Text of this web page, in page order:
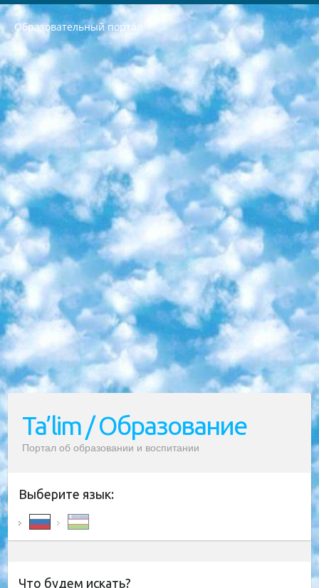
Образовательный портал
РЕСПУБЛИКА УЗБЕКИСТАН МИНИСТРЕРСТВО ДОШКОЛЬНОГО И ШКОЛЬНОГО ОБРАЗОВАНИЯ КОМАНДА в общеобразовательных учреждениях в 2023-2024 учебном году организация и проведение итоговой государственной аттестации обучающихся о Министра дошкольного и школьного образования Республики Узбекистан от 4 марта 2008 года (постановлением Минюста от 20 марта 2008 года № 1778 государственной регистрации) «Итоговое состояние учащихся общего среднего образования на основании положения об утверждении положения об аттестации общего среднего образования выпускной экзамен студентов в образовательных учреждениях в 2023-2024 учебном году В целях организации и прохождения аттестации приказываю: 1. Следующее: перечень предметов, по которым будет проводиться итоговая государственная аттестация и экзамен формы перевода согласно приложению 1; сертификаты международного образца, оценивающие уровень владения иностранными языками перечень согласно приложению 2; 2. Педагогический при специализированных образовательных учреждениях. научно-практический центр квалификации и международной оценки (Д.Давидова) 2024 г. До 25 марта: задания по предметам, по которым будет проводиться итоговая аттестация разработка и утверждение технических условий; итоговая аттестация на основании разработанного предметного задания разработка вопросов по предметам (устно и письменно), экзамен передача; общеобразовательные средние школы и специальные учебные заведения учащиеся выпускных классов школ и интернатов в агентской системе подготовка базы данных экзаменационных материалов и критериев оценки; перевод базы экзаменационных материалов на все языки обучения подать в Республиканский образовательный центр для изготовления; варианты экзаменов на основе разработанных контрольных материалов пусть будут поставлены задачи формирования. 3. Республиканский образовательный центр (Ш.Худайкулов) до 5 апреля 2024 года. до: база данных предоставленных экзаменационных материалов на все языки обучения перевод и экспертиза; для слепых, слабовидящих, глухих, слабослышащих и умственно отсталых детей учащиеся выпускных классов специализированных школ и школ-интернатов база данных экзаменационных материалов на всех преподаваемых языках подготовка критериев оценки; специализированные школы для умственно отсталых детей и технологии для учащихся выпускных классов школ-интернатов разработка соответствующих рекомендаций и критериев проведения ЕГЭ по естествознанию давать задания. 4. Педагогический при специализированных образовательных учреждениях. Научно-практический центр навыков и международной оценки (Д.Давидова), Республика образовательный центр (Худайкулов Ш.) итоговый государственный аттестационный экзамен ориентирован на творческое и логическое мышление при подготовке базы материалов учитывать введение заданий. 5. Следует отметить, что: сертификат государственного образца о знании общеобразовательного предмета и как минимум национальный уровень B1 по предметам на иностранных языках, указанным в Приложении 2. или международно признанный сертификат эквивалентного уровня студенты, изучающие определенный предмет, освобождаются от экзамена; по соответствующим предметам запланирована итоговая государственная аттестация за день до дня, путем жеребьевки Рабочей группой (в письменной форме по предметам, проводимым в форме) из числа сформированных вариантов выбрано 2 варианта; 2 выбранных варианта экзамена анонсированы на официальном сайте министерства и все выпускники по всей стране на основе этих вариантов проводит итоговую государственную аттестацию. 6. Государственное образование учащихся средних общеобразовательных учреждений. знания в соответствии с квалификационными требованиями, которые необходимо приобрести на основании стандартов итоговый (выпускной) контроль для 9 и 11 классов в целях тестирования Экзамены (далее – экзамены) состоят из предметов, перечисленных в приложении 1. будет сделано. 7. Экзамены пройдут с 26 мая по 15 июня 2024 г. (кроме науки физического воспитания). 8. Физическая для учащихся 9 классов общесредних образовательных учреждений. Экзамены по предмету «Образование, квалификация медицина» 1-6 мая 2024 года. сотрудники перевести под присмотр (с отклонениями в физическом или умственном развитии) специализированная школа для детей, школы-интернаты и со сколиозом школы-интернаты санаторного типа для больных детей исключены). 9. Он был слепым, слабовидящим и имел нарушения опорно-двигательного аппарата. экзамены в специализированных школах и интернатах для детей должны проводиться исходя из требований, предъявляемых к общеобразовательным учреждениям (физкультура кроме науки). 10. Специализированная школа для глухих и слабослышащих детей. и экзамены в интернатах и быть реализован в виде письменного теста по математике. 11. Специальность для умственно отсталых детей. Для 9 класса Родной язык и литературное письмо Государственный язык (язык обучения – узбекский). для неклассов) написано Математическое письмо Письменная/устная история Узбекистана Физическое воспитание практично Итоговый контроль Для 11 класса Написание родного языка и литературы (эссе) Математическое письмо Узбекский язык (обучение на узбекском языке) не посещающее общее среднее образование для учреждений)/Образовательное учреждение выбор письменный и устный Иностранный язык письменный/устный Письменная/устная история Узбекистана *По выбору студента:  Химия  Физика  Основы государственного права  География 10 бесплатных образовательных ресурсов - Мы составили подборку онлайн-проектов с интерактивными упражнениями, видеолекциями и статьями. Они помогут вам обрести новые и освежить старые знания бесплатно. 1. «ИНТУИТ» Старейшая образовательная площадка Рунета. Здесь вы найдёте сотни текстовых и видеокурсов на десятки различных тем — от программирования до психологии. Многие курсы подготовлены российскими университетами и крупными международными компаниями вроде Intel и Microsoft. Самостоятельное обучение бесплатное, но желающие могут оплатить услуги персональных наставников. 2. «Смартия» знакомит с актуальными профессиями и подсказывает, как им обучаться. Выбрав заинтересовавшую вас специальность — SMM-специалист, фотограф, веб-дизайнер или другую, — увидите список необходимых для неё умений. Чтобы вы могли освоить их самостоятельно, для каждого умения площадка отображает подборку ссылок на учебные материалы. Хотя «Смартия» ориентируется на русскоязычную аудиторию, часть контента всё же доступна только на английском. 3. «Лекторий Физтеха» Проект Московского физико-технического института (Физтеха). С его помощью вы можете смотреть онлайн серии лекций, записанные на видео в этом вузе. В числе доступных предметов — физика, биология, химия, информационные технологии и другие. К некоторым лекциям администрация ресурса прилагает готовые конспекты, которые можно скачивать в PDF-формате. 4. ITMOcourses Онлайн-площадка Санкт-Петербургского национального исследовательского университета информационных технологий, механики и оптики (ИТМО). Ресурс предоставляет свободный доступ к курсам, разработанным в этом вузе. Каталог материалов разбит на четыре категории: «Оптические системы и технологии», «Приборостроение и робототехника», «Информационные технологии» и «Биотехнологии». Курсы состоят из видеолекций, интерактивных демонстраций и заданий. 5. «КиберЛенинка» Электронная научная библиотека открытого доступа. Каталог площадки регулярно обрастает текстами статей из различных научных изданий. Сгруппированные по журналам и рубрикам публикации можно читать онлайн или скачивать целиком в PDF-формате. Проект нацелен на популяризацию науки за счёт открытого доступа к качественной информации. 6. «ПостНаука» На этом ресурсе публикуют подборки видеолекций, составленные экспертами из разных отраслей и объединённые общими темами. Среди них, к примеру, есть серии «Биоинформатика и геномика», «Культура средневековой Скандинавии» и Cinema Studies о теории кино. Каждая подборка лекций — логически связанная история, рассказанная экспертом от первого лица. Кроме того, на сайте появляются научно-образовательные статьи и тесты на разные темы. 7. «Newочём» Команда проекта «Newочём» отбирает самые интересные тексты из англоязычных СМИ и переводит те из них, за которые голосуют участники сообщества «ВКонтакте». По большей части это научно-популярные статьи. Редакторы придумывают лишь заголовки, в остальном содержание переводов соответствует оригиналам. Полные тексты можно читать прямо в социальной сети. 8. InternetUrok Онлайн-база материалов по основным дисциплинам школьной программы. Информация на сайте структурирована по классам, предметам и темам (урокам). Каждый урок состоит из видеолекций и конспектов. Есть также интерактивные тренажёры и тесты для закрепления пройденного материала. Даже если вы давно окончили школу, возможность повторить программу старших классов всегда может пригодиться. 9. Edutainme Ещё один ресурс об образовании. В отличие от Newtonew, как мне кажется, Edutainme больше ориентируется на представителей индустрии: педагогов, предпринимателей, разработчиков образовательных проектов. Но и любой, кто просто стремится к саморазвитию, найдёт на сайте много полезного и интересного для себя. Например, информацию о новых курсах и образовательных сервисах. 10. Newtonew Онлайн-медиа об образовании и обучении в широком смысле. Авторы Newtonew пишут об инструментах, заведениях, тактиках и стратегиях, которые помогают учить других и получать новые знания самостоятельно. На этой площадке вы найдёте новости, обзоры, аналитические мат
Ta’lim / Образование
Портал об образовании и воспитании
Выберите язык:
Что будем искать?